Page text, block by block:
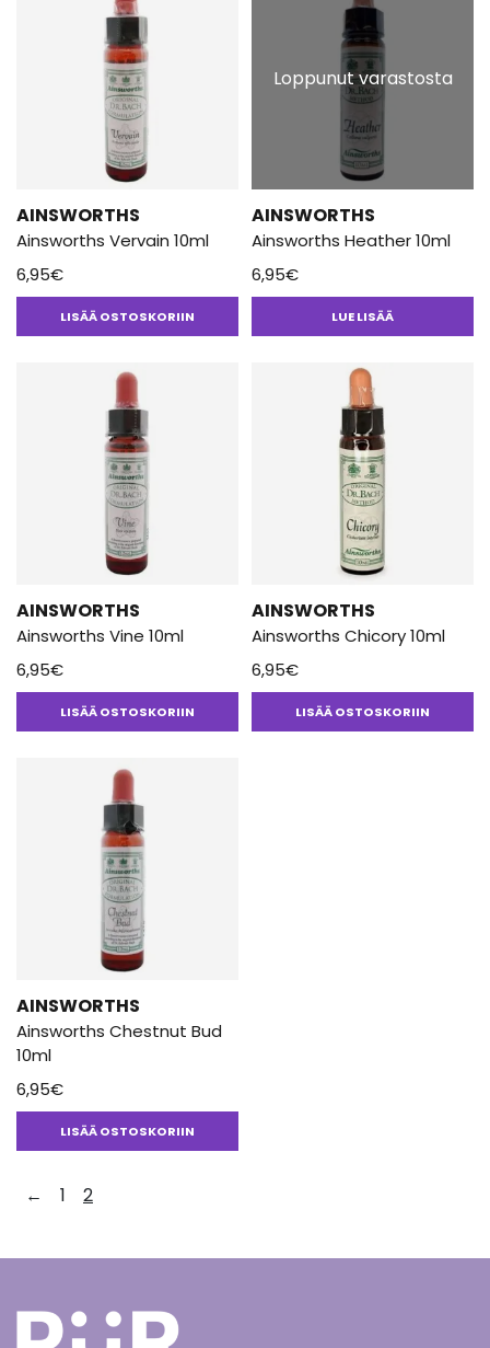
AINSWORTHS
Ainsworths Vervain 10ml
6,95€
LISÄÄ OSTOSKORIIN
Loppunut varastosta
AINSWORTHS
Ainsworths Heather 10ml
6,95€
LUE LISÄÄ
AINSWORTHS
Ainsworths Vine 10ml
6,95€
LISÄÄ OSTOSKORIIN
AINSWORTHS
Ainsworths Chicory 10ml
6,95€
LISÄÄ OSTOSKORIIN
AINSWORTHS
Ainsworths Chestnut Bud
10ml
6,95€
LISÄÄ OSTOSKORIIN
← 1 2